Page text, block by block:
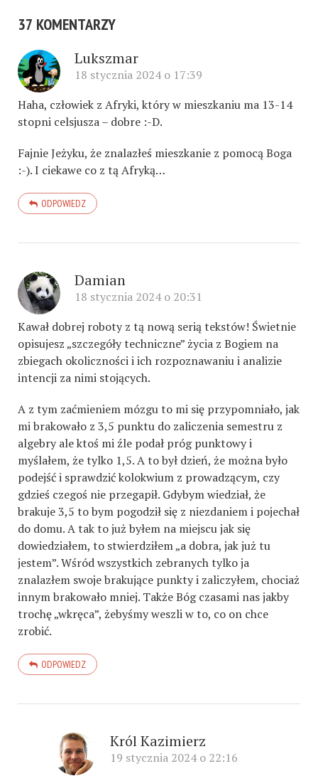
37 KOMENTARZY
Lukszmar
18 stycznia 2024 o 17:39
Haha, człowiek z Afryki, który w mieszkaniu ma 13-14
stopni celsjusza – dobre :-D.
Fajnie Jeżyku, że znalazłeś mieszkanie z pomocą Boga
:-). I ciekawe co z tą Afryką…
ODPOWIEDZ
Damian
18 stycznia 2024 o 20:31
Kawał dobrej roboty z tą nową serią tekstów! Świetnie
opisujesz „szczegóły techniczne” życia z Bogiem na
zbiegach okoliczności i ich rozpoznawaniu i analizie
intencji za nimi stojących.
A z tym zaćmieniem mózgu to mi się przypomniało, jak
mi brakowało z 3,5 punktu do zaliczenia semestru z
algebry ale ktoś mi źle podał próg punktowy i
myślałem, że tylko 1,5. A to był dzień, że można było
podejść i sprawdzić kolokwium z prowadzącym, czy
gdzieś czegoś nie przegapił. Gdybym wiedział, że
brakuje 3,5 to bym pogodził się z niezdaniem i pojechał
do domu. A tak to już byłem na miejscu jak się
dowiedziałem, to stwierdziłem „a dobra, jak już tu
jestem”. Wśród wszystkich zebranych tylko ja
znalazłem swoje brakujące punkty i zaliczyłem, chociaż
innym brakowało mniej. Także Bóg czasami nas jakby
trochę „wkręca”, żebyśmy weszli w to, co on chce
zrobić.
ODPOWIEDZ
Król Kazimierz
19 stycznia 2024 o 22:16